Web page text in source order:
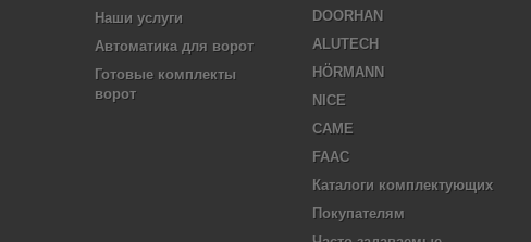
Наши услуги
Автоматика для ворот
Готовые комплекты
ворот
DOORHAN
ALUTECH
HÖRMANN
NICE
CAME
FAAC
Каталоги комплектующих
Покупателям